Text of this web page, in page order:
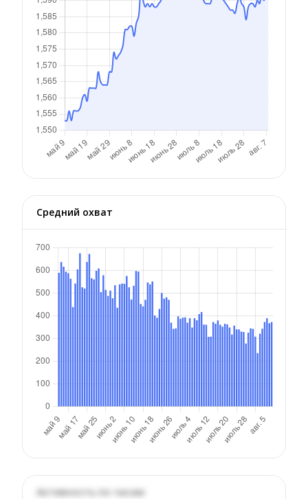
Средний охват
Активность по часам